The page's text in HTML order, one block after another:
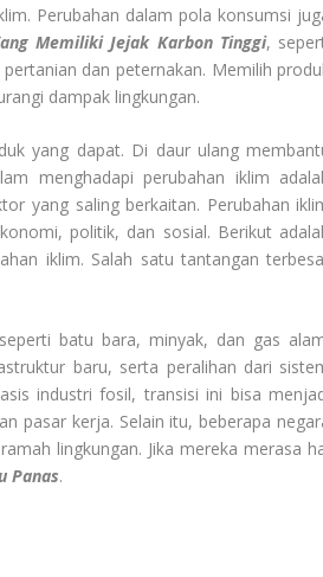
Perubahan dalam pola konsumsi
Memiliki Jejak Karbon Tinggi,
dan peternakan. Memilih
dampak lingkungan.
yang dapat. Di daur ulang
menghadapi perubahan iklim
yang saling berkaitan. Perubahan
politik, dan sosial. Berikut
iklim. Salah satu tantangan
batu bara, minyak, dan gas
baru, serta peralihan dari
industri fosil, transisi ini bisa
pasar kerja. Selain itu, beberapa
lingkungan. Jika mereka merasa
Panas.